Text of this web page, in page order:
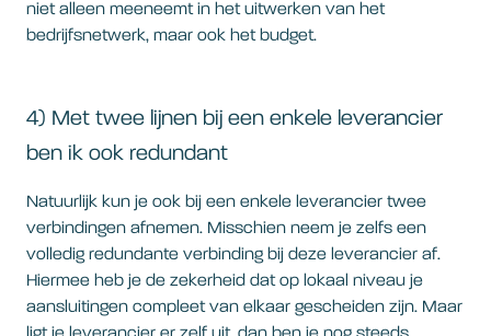
niet alleen meeneemt in het uitwerken van het
bedrijfsnetwerk, maar ook het budget.
4) Met twee lijnen bij een enkele leverancier
ben ik ook redundant
Natuurlijk kun je ook bij een enkele leverancier twee
verbindingen afnemen. Misschien neem je zelfs een
volledig redundante verbinding bij deze leverancier af.
Hiermee heb je de zekerheid dat op lokaal niveau je
aansluitingen compleet van elkaar gescheiden zijn. Maar